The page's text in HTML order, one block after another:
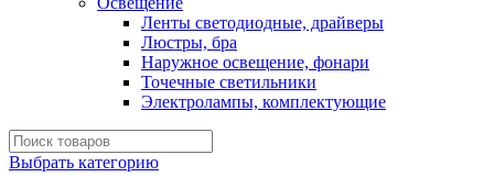
Ленты светодиодные, драйверы
Люстры, бра
Наружное освещение, фонари
Точечные светильники
Электролампы, комплектующие
Выбрать категорию